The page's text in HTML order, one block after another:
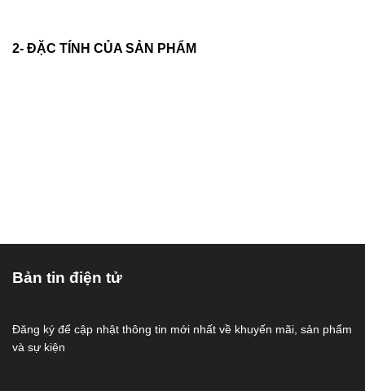
2- ĐẶC TÍNH CỦA SẢN PHẨM
Bản tin điện tử
Đăng ký để cập nhật thông tin mới nhất về khuyến mãi, sản phẩm
và sự kiện